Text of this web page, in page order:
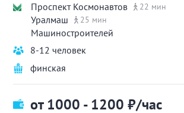
Проспект Космонавтов
22 мин
Уралмаш 25 мин
Машиностроителей
8-12 человек
финская
от 1000 - 1200 ₽/час